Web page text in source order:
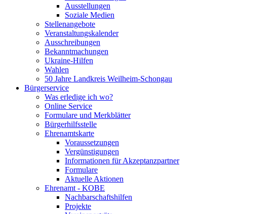
Ausstellungen
Soziale Medien
Stellenangebote
Veranstaltungskalender
Ausschreibungen
Bekanntmachungen
Ukraine-Hilfen
Wahlen
50 Jahre Landkreis Weilheim-Schongau
Bürgerservice
Was erledige ich wo?
Online Service
Formulare und Merkblätter
Bürgerhilfsstelle
Ehrenamtskarte
Voraussetzungen
Vergünstigungen
Informationen für Akzeptanzpartner
Formulare
Aktuelle Aktionen
Ehrenamt - KOBE
Nachbarschaftshilfen
Projekte